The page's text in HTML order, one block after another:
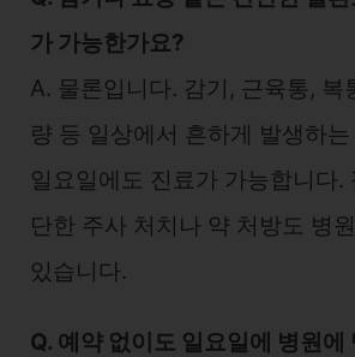
가 가능한가요?
A. 물론입니다. 감기, 근육통, 복
량 등 일상에서 흔하게 발생하
일요일에도 진료가 가능합니다.
단한 주사 처치나 약 처방도 병
있습니다.
Q. 예약 없이도 일요일에 병원에